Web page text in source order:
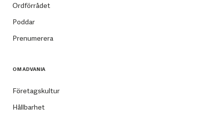
Ordförrådet
Poddar
Prenumerera
OM ADVANIA
Företagskultur
Hållbarhet